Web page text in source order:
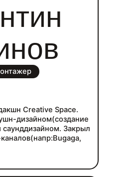
и бизнес-цели
стратегическими
и крупными
Creative Space.
дизайном(создание
Закрыл